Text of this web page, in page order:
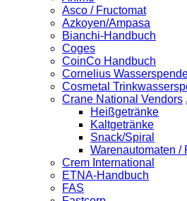
Asco / Fructomat
Azkoyen/Ampasa
Bianchi-Handbuch
Coges
CoinCo Handbuch
Cornelius
Cosmetal
Crane National Vendors
Heißgetränke
Kaltgetränke
Snack/Spiral
Warenautomaten /
Crem International
ETNA-Handbuch
FAS